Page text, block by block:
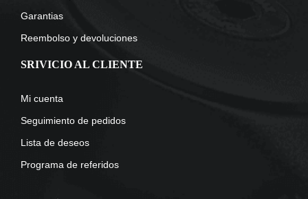
Garantias
Reembolso y devoluciones
SRIVICIO AL CLIENTE
Mi cuenta
Seguimiento de pedidos
Lista de deseos
Programa de referidos